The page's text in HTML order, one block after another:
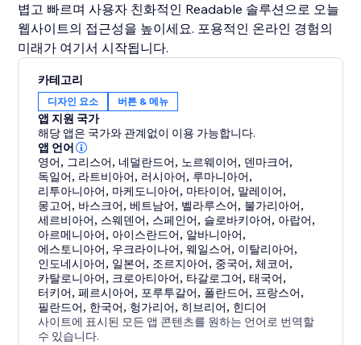
볍고 빠르며 사용자 친화적인 Readable 솔루션으로 오늘
웹사이트의 접근성을 높이세요. 포용적인 온라인 경험의
미래가 여기서 시작됩니다.
카테고리
디자인 요소 버튼 & 메뉴
앱 지원 국가
해당 앱은 국가와 관계없이 이용 가능합니다.
앱 언어
영어, 그리스어, 네덜란드어, 노르웨이어, 덴마크어,
독일어, 라트비아어, 러시아어, 루마니아어,
리투아니아어, 마케도니아어, 마타이어, 말레이어,
몽고어, 바스크어,베트남어, 벨라루스어, 불가리아어,
세르비아어, 스웨덴어, 스페인어, 슬로바키아어, 아랍어,
아르메니아어, 아이스란드어, 알바니아어,
에스토니아어, 우크라이나어,웨일스어, 이탈리아어,
인도네시아어, 일본어, 조르지아어, 중국어, 체코어,
카탈로니아어, 크로아티아어, 타갈로그어,태국어,
터키어,페르시아어, 포루투갈어, 폴란드어, 프랑스어,
필란드어, 한국어, 헝가리어,히브리어, 힌디어
사이트에 표시된 모든 앱 콘텐츠를 원하는 언어로 번역할
수 있습니다.